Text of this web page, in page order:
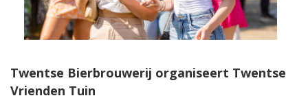
Twentse Bierbrouwerij organiseert Twentse
Vrienden Tuin